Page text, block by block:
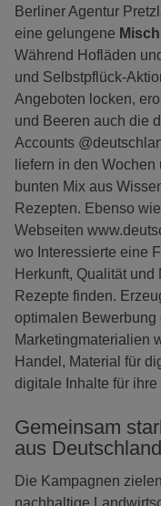
Berliner Agentur
eine gelungene
Während Hofläden
und Selbstpflück-
Angeboten locken,
und Beeren auch die
Accounts
liefern in den
bunten Mix aus
Rezepten. Ebenso
Webseiten
wo Interessierte eine
Herkunft, Qualität
Rezepte finden.
optimalen Bewerbung
Marketingmaterialien
Handel, Material für
digitale Inhalte für
Gemeinsam
aus Deutschland
Die Kampagnen
nachhaltige